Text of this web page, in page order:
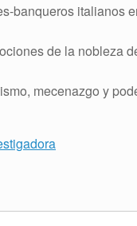
banqueros italianos
de la nobleza
mecenazgo y